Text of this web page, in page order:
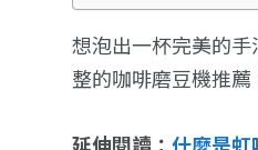
想泡出一杯完美的
整的咖啡磨豆機推
延伸閱讀： 什麼是虹